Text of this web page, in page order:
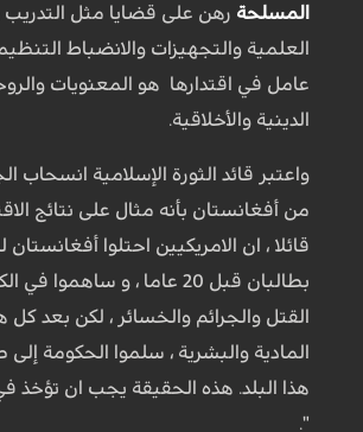
المسلحة رهن على قضايا مثل التدريب
العلمية والتجهيزات والانضباط
عامل في اقتدارها هو المعنويات
الدينية والأخلاقية.
واعتبر قائد الثورة الإسلامية انسحاب
من أفغانستان بأنه مثال على نتائج
قائلا ، ان الامریکیین احتلوا أفغانستان
بطالبان قبل 20 عاما ، و
القتل والجرائم والخسائر ، لكن بعد كل
المادية والبشرية ، سلموا الحكومة إلى
هذا البلد. هذه الحقيقة يجب ان تؤخذ في
".